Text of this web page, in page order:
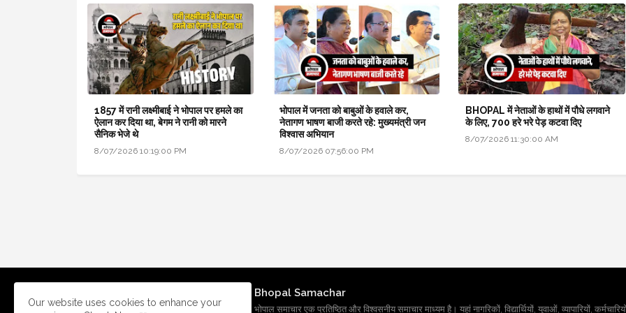
1857 में रानी लक्ष्मीबाई ने भोपाल पर हमले का
ऐलान कर दिया था, बेगम ने रानी को मारने
सैनिक भेजे थे
8/07/2026 10:19:00 PM
भोपाल में जनता को बाबुओं के हवाले कर,
नेतागण भाषण बाजी करते रहे: मुख्यमंत्री जन
विश्वास अभियान
8/07/2026 07:56:00 PM
BHOPAL में नेताओं के हाथों में पौधे लगवाने
के लिए, 700 हरे भरे पेड़ कटवा दिए
8/07/2026 11:30:00 AM
Bhopal Samachar
भोपाल समाचार एक प्रतिष्ठित और विश्वसनीय समाचार माध्यम है। यहां नागरिकों, विद्यार्थियों, युवाओं, व्यापारियों,
Our website uses cookies to enhance your